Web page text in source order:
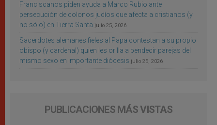
Franciscanos piden ayuda a Marco Rubio ante
persecución de colonos judíos que afecta a cristianos (y
no sólo) en Tierra Santa julio 25, 2026
Sacerdotes alemanes fieles al Papa contestan a su propio
obispo (y cardenal) quien les orilla a bendecir parejas del
mismo sexo en importante diócesis julio 25, 2026
PUBLICACIONES MÁS VISTAS